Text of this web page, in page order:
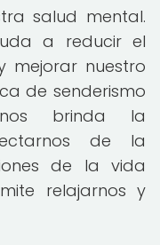
salud mental.
a reducir el
mejorar nuestro
de senderismo
brinda la
de la
de la vida
relajarnos y